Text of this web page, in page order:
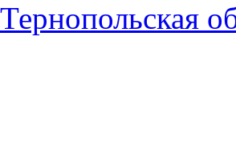
Тернопольская